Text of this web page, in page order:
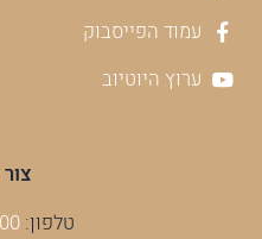
עמוד הפייסבוק
ערוץ היוטיוב
טלפון: